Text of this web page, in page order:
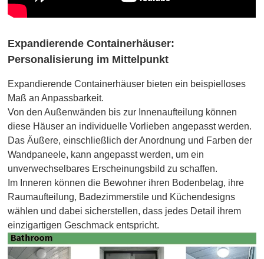
Expandierende Containerhäuser:
Personalisierung im Mittelpunkt
Expandierende Containerhäuser bieten ein beispielloses
Maß an Anpassbarkeit.
Von den Außenwänden bis zur Innenaufteilung können
diese Häuser an individuelle Vorlieben angepasst werden.
Das Äußere, einschließlich der Anordnung und Farben der
Wandpaneele, kann angepasst werden, um ein
unverwechselbares Erscheinungsbild zu schaffen.
Im Inneren können die Bewohner ihren Bodenbelag, ihre
Raumaufteilung, Badezimmerstile und Küchendesigns
wählen und dabei sicherstellen, dass jedes Detail ihrem
einzigartigen Geschmack entspricht.